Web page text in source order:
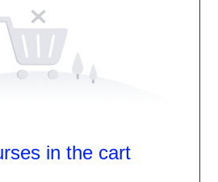
in the cart